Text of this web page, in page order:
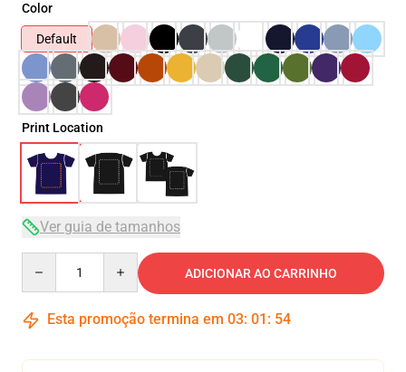
Color
Default
Print Location
Ver guia de tamanhos
ADICIONAR AO CARRINHO
Esta promoção termina em 03: 01 : 53